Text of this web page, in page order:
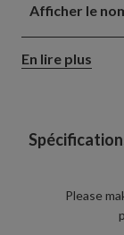
Afficher le
En lire plus
Please